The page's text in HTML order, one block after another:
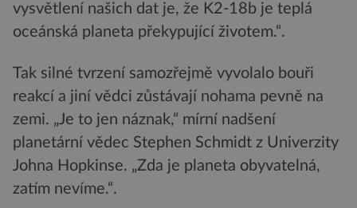
vysvětlení našich dat je, že K2-18b je teplá
oceánská planeta překypující životem.“.
Tak silné tvrzení samozřejmě vyvolalo bouři
reakcí a jiní vědci zůstávají nohama pevně na
zemi. „Je to jen náznak,“ mírní nadšení
planetární vědec Stephen Schmidt z Univerzity
Johna Hopkinse. „Zda je planeta obyvatelná,
zatím nevíme.“.